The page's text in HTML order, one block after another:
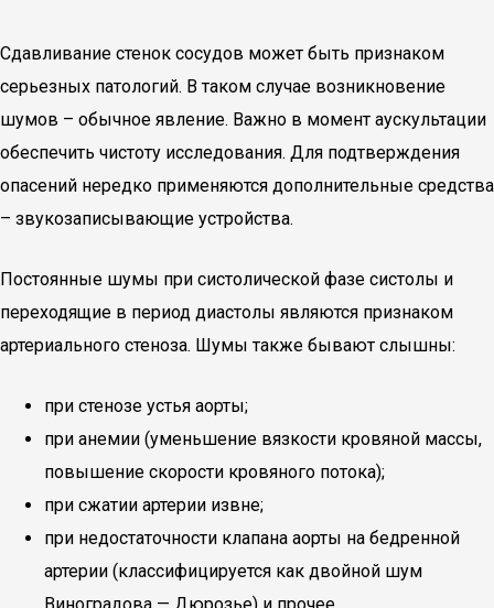
Сдавливание стенок сосудов может быть признаком
серьезных патологий. В таком случае возникновение
шумов – обычное явление. Важно в момент аускультации
обеспечить чистоту исследования. Для подтверждения
опасений нередко применяются дополнительные средства
– звукозаписывающие устройства.
Постоянные шумы при систолической фазе систолы и
переходящие в период диастолы являются признаком
артериального стеноза. Шумы также бывают слышны:
при стенозе устья аорты;
при анемии (уменьшение вязкости кровяной массы,
повышение скорости кровяного потока);
при сжатии артерии извне;
при недостаточности клапана аорты на бедренной
артерии (классифицируется как двойной шум